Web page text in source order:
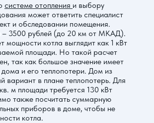
системе отопления и выбору
может ответить специалист
и обследовании помещения.
– 3500 рублей (до 20 км от МКАД).
мощности котла выглядит как 1 кВт
площади. Но такой расчет
так как большое значение имеет
дома и его теплопотери. Дом из
вариант в плане теплопотерь. Для
м площади требуется 130 кВт
также посчитать суммарную
приборов в доме, чтобы не
котла.